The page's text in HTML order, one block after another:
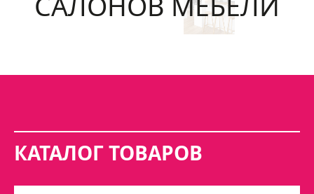
КАТАЛОГ ТОВАРОВ